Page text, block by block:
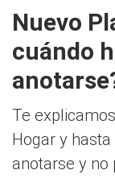
Nuevo
cuándo
Te
Hogar y
anotarse y no